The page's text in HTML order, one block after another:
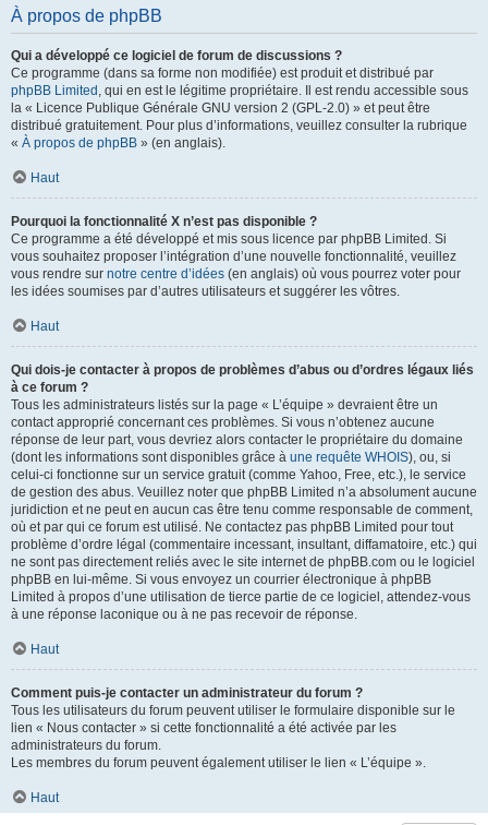
À propos de phpBB
Qui a développé ce logiciel de forum de discussions ?
Ce programme (dans sa forme non modifiée) est produit et distribué par
phpBB Limited , qui en est le légitime propriétaire. Il est rendu accessible sous
la « Licence Publique Générale GNU version 2 (GPL-2.0) » et peut être
distribué gratuitement. Pour plus d’informations, veuillez consulter la rubrique
« À propos de phpBB » (en anglais).
Haut
Pourquoi la fonctionnalité X n’est pas disponible ?
Ce programme a été développé et mis sous licence par phpBB Limited. Si
vous souhaitez proposer l’intégration d’une nouvelle fonctionnalité, veuillez
vous rendre sur notre centre d’idées (en anglais) où vous pourrez voter pour
les idées soumises par d’autres utilisateurs et suggérer les vôtres.
Haut
Qui dois-je contacter à propos de problèmes d’abus ou d’ordres légaux liés
à ce forum ?
Tous les administrateurs listés sur la page « L’équipe » devraient être un
contact approprié concernant ces problèmes. Si vous n’obtenez aucune
réponse de leur part, vous devriez alors contacter le propriétaire du domaine
(dont les informations sont disponibles grâce à une requête WHOIS), ou, si
celui-ci fonctionne sur un service gratuit (comme Yahoo, Free, etc.), le service
de gestion des abus. Veuillez noter que phpBB Limited n’a absolument aucune
juridiction et ne peut en aucun cas être tenu comme responsable de comment,
où et par qui ce forum est utilisé. Ne contactez pas phpBB Limited pour tout
problème d’ordre légal (commentaire incessant, insultant, diffamatoire, etc.) qui
ne sont pas directement reliés avec le site internet de phpBB.com ou le logiciel
phpBB en lui-même. Si vous envoyez un courrier électronique à phpBB
Limited à propos d’une utilisation de tierce partie de ce logiciel, attendez-vous
à une réponse laconique ou à ne pas recevoir de réponse.
Haut
Comment puis-je contacter un administrateur du forum ?
Tous les utilisateurs du forum peuvent utiliser le formulaire disponible sur le
lien « Nous contacter » si cette fonctionnalité a été activée par les
administrateurs du forum.
Les membres du forum peuvent également utiliser le lien « L’équipe ».
Haut